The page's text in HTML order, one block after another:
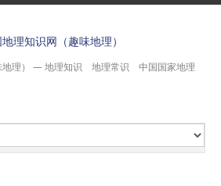
地理） — 地理知识 地理常识 中国国家地理